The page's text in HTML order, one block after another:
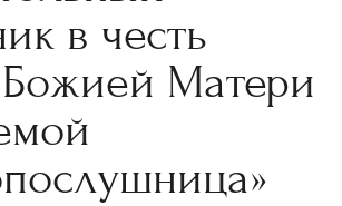
в честь
Матери